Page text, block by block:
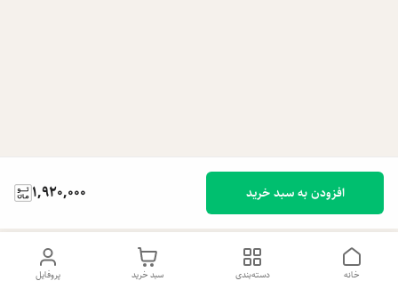
1,920,000 افزودن به سبد خرید
پروفایل سبد خرید دسته‌بندی خانه